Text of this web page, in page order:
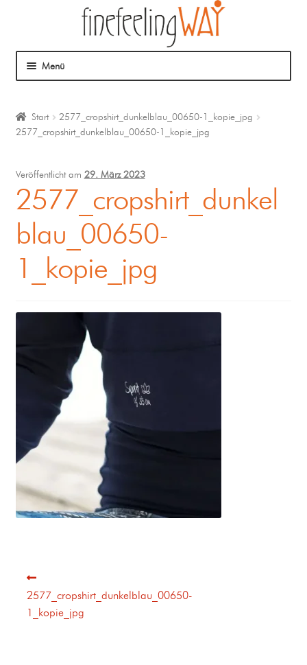
Menü
Mein Angebot
Coaching
Klangmassage
Start
2577_cropshirt_dunkelblau_00650-1_kopie_jpg
2577_cropshirt_dunkelblau_00650-1_kopie_jpg
Veröffentlicht am 29. März 2023
2577_cropshirt_dunkel
blau_00650-
1_kopie_jpg
2577_cropshirt_dunkelblau_00650-
1_kopie_jpg